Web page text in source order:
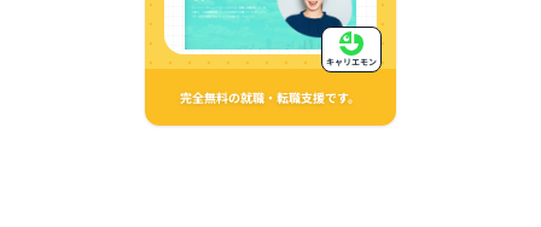
完全無料の就職・転職支援です。
キャリエモン